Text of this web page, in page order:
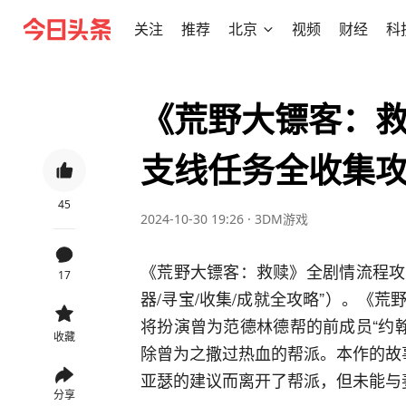
关注 推荐 北京 视频 财经 科
45
17
收藏
分享
《荒野大镖客：
支线任务全收集
2024-10-30 19:26 · 3DM游戏
《荒野大镖客：救赎》全剧情流程
器/寻宝/收集/成就全攻略”）。《荒
将扮演曾为范德林德帮的前成员“约
除曾为之撒过热血的帮派。本作的
亚瑟的建议而离开了帮派，但未能